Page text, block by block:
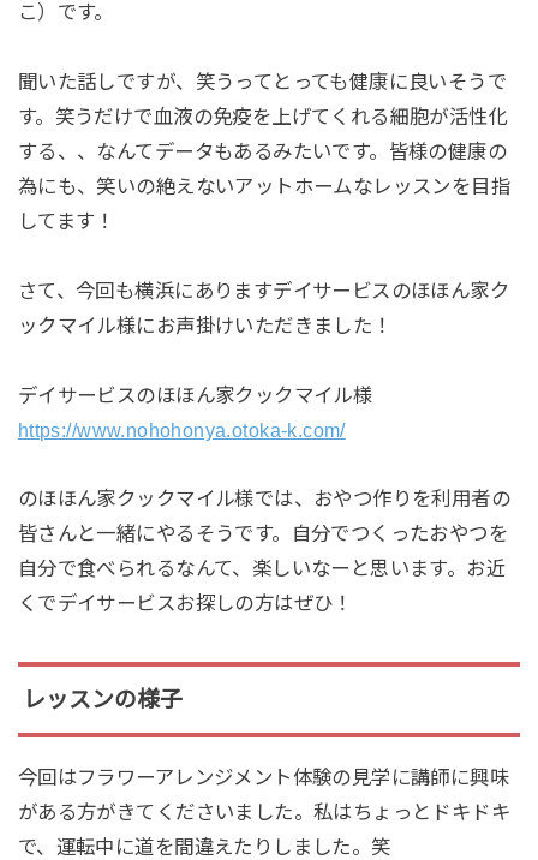
こ）です。
聞いた話しですが、笑うってとっても健康に良いそうで
す。笑うだけで血液の免疫を上げてくれる細胞が活性化
する、、なんてデータもあるみたいです。皆様の健康の
為にも、笑いの絶えないアットホームなレッスンを目指
してます！
さて、今回も横浜にありますデイサービスのほほん家ク
ックマイル様にお声掛けいただきました！
デイサービスのほほん家クックマイル様
https://www.nohohonya.otoka-k.com/
のほほん家クックマイル様では、おやつ作りを利用者の
皆さんと一緒にやるそうです。自分でつくったおやつを
自分で食べられるなんて、楽しいなーと思います。お近
くでデイサービスお探しの方はぜひ！
レッスンの様子
今回はフラワーアレンジメント体験の見学に講師に興味
がある方がきてくださいました。私はちょっとドキドキ
で、運転中に道を間違えたりしました。笑